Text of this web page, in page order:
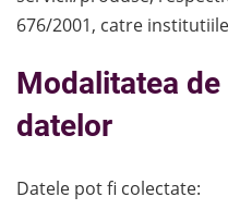
676/2001, catre
Modalitatea
datelor
Datele pot fi colectate: